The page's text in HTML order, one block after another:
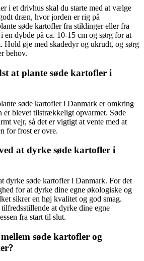
i et drivhus skal du starte med at vælge
dræn, hvor jorden er rig på
søde kartofler fra stiklinger eller fra
en dybde på ca. 10-15 cm og sørg for at
Hold øje med skadedyr og ukrudt, og sørg
behov.
at plante søde kartofler i
søde kartofler i Danmark er omkring
er blevet tilstrækkeligt opvarmet. Søde
vejr, så det er vigtigt at vente med at
for frost er ovre.
at dyrke søde kartofler i
dyrke søde kartofler i Danmark. For det
for at dyrke dine egne økologiske og
sikrer en høj kvalitet og god smag.
at dyrke dine egne
fra start til slut.
søde kartofler og